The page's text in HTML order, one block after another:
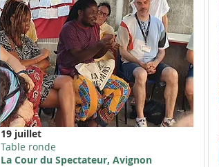
19 juillet
Table ronde
La Cour du Spectateur, Avignon